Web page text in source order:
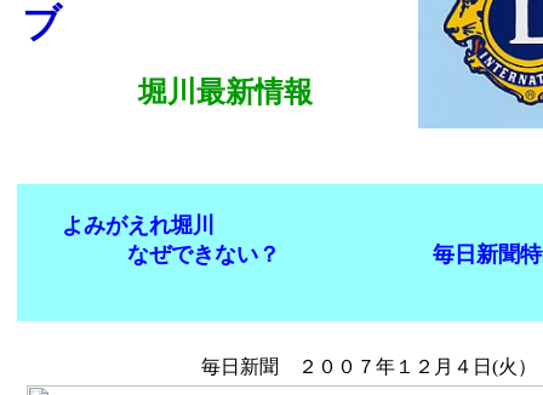
ブ
堀川最新情報
よみがえれ堀川
なぜできない？ 毎日新聞特集
毎日新聞 ２００７年１２月４日(火）